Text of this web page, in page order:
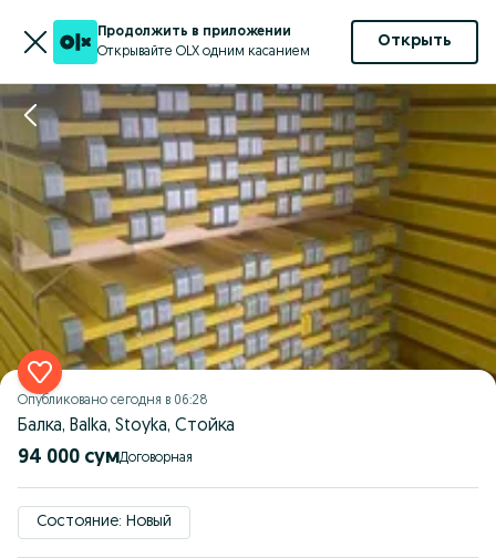
Продолжить в приложении
Открывайте OLX одним касанием
Открыть
Опубликовано сегодня в 06:28
Балка, Balka, Stoyka, Стойка
94 000 сум Договорная
Состояние: Новый